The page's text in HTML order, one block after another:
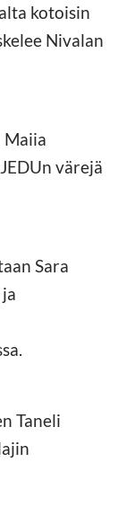
kotoisin
Nivalan
Maiia
värejä
Sara
Taneli